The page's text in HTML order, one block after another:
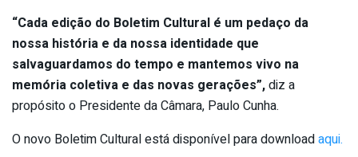
“Cada edição do Boletim Cultural é um pedaço da
nossa história e da nossa identidade que
salvaguardamos do tempo e mantemos vivo na
memória coletiva e das novas gerações”,diz a
propósito o Presidente da Câmara, Paulo Cunha.
O novo Boletim Cultural está disponível para downloadaqui.